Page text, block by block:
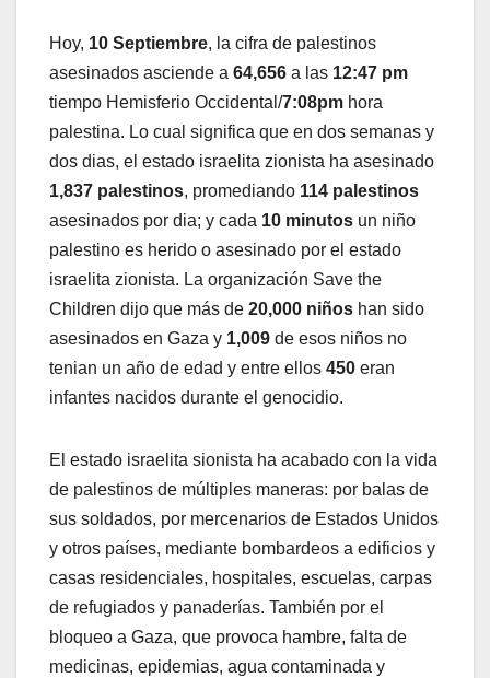
Hoy, 10 Septiembre, la cifra de palestinos
asesinados asciende a 64,656 a las 12:47 pm
tiempo Hemisferio Occidental/7:08pm hora
palestina. Lo cual significa que en dos semanas y
dos dias, el estado israelita zionista ha asesinado
1,837 palestinos, promediando 114 palestinos
asesinados por dia; y cada 10 minutos un niño
palestino es herido o asesinado por el estado
israelita zionista. La organización Save the
Children dijo que más de 20,000 niños han sido
asesinados en Gaza y 1,009 de esos niños no
tenian un año de edad y entre ellos 450 eran
infantes nacidos durante el genocidio.
El estado israelita sionista ha acabado con la vida
de palestinos de múltiples maneras: por balas de
sus soldados, por mercenarios de Estados Unidos
y otros países, mediante bombardeos a edificios y
casas residenciales, hospitales, escuelas, carpas
de refugiados y panaderías. También por el
bloqueo a Gaza, que provoca hambre, falta de
medicinas, epidemias, agua contaminada y